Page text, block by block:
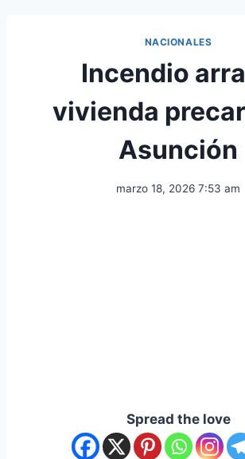
NACIONALES
Incendio
vivienda
Asunción
marzo 18, 2026 7:53 am
Spread the love